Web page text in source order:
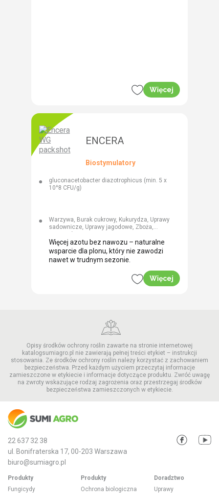
Więcej
ENCERA
Biostymulatory
gluconacetobacter diazotrophicus (min. 5 x
10^8 CFU/g)
Warzywa, Burak cukrowy, Kukurydza, Uprawy
sadownicze, Uprawy jagodowe, Zboża,
Więcej azotu bez nawozu – naturalne
wsparcie dla plonu, który nie zawodzi
nawet w trudnym sezonie.
Więcej
Opisy środków ochrony roślin zawarte na stronie internetowej
katalogsumiagro.pl nie zawierają pełnej treści etykiet – instrukcji
stosowania. Ze środków ochrony roślin należy korzystać z zachowaniem
bezpieczeństwa. Przed każdym użyciem przeczytaj informacje
zamieszczone w etykiecie i informacje dotyczące produktu. Zwróć uwagę
na zwroty wskazujące rodzaj zagrożenia oraz przestrzegaj środków
bezpieczeństwa zamieszczonych w etykiecie.
22 637 32 38
ul. Bonifraterska 17, 00-203 Warszawa
biuro@sumiagro.pl
Produkty
Fungicydy
Produkty
Ochrona biologiczna
Doradztwo
Uprawy